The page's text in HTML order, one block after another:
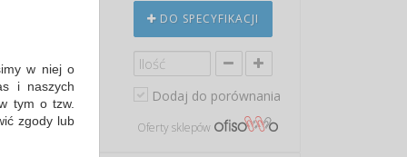
DO SPECYFIKACJI
Dodaj do porównania
Oferty sklepów
w niej o
i naszych
tym o tzw.
zgody lub